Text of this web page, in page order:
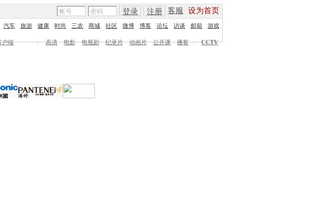
客服 设为首页
登录 注册
汽车 旅游 健康 时尚 三农 商城 社区 微博 博客 论坛 访谈 邮箱 游戏
户端 | 高清 电影 电视剧 纪录片 动画片 公开课 播客 |
CCTV